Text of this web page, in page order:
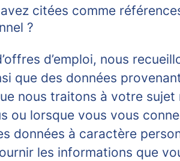
citées comme
?
d’emploi, nous
que des données
nous traitons à votre
ou lorsque vous vous
données à caractère
les informations que